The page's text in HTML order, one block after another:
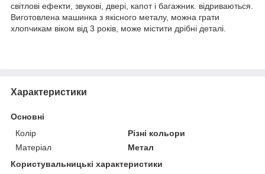
світлові ефекти, звукові, двері, капот і багажник. відриваються.
Виготовлена машинка з якісного металу, можна грати
хлопчикам віком від 3 років, може містити дрібні деталі.
Характеристики
Основні
Колір
Різні кольори
Матеріал
Метал
Користувальницькі характеристики